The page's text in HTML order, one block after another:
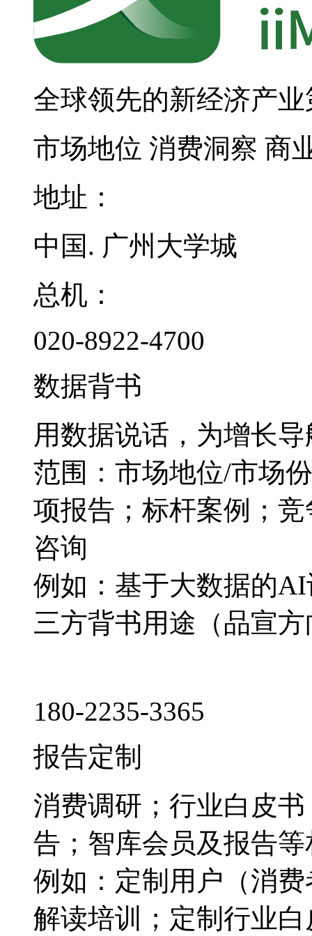
全球领先的新经济产
市场地位 消费洞察 商
地址：
中国. 广州大学城
总机：
020-8922-4700
数据背书
用数据说话，为增长导
范围：市场地位/市场
项报告；标杆案例；
咨询
例如：基于大数据的
三方背书用途（品宣
180-2235-3365
报告定制
消费调研；行业白皮
告；智库会员及报告
例如：定制用户（消
解读培训；定制行业